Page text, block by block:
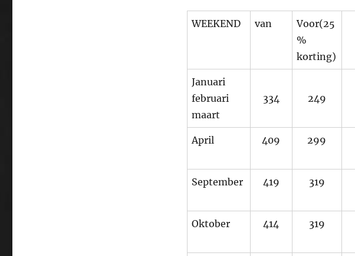
WEEKEND van
Voor(25
%
korting)
Januari
februari
maart
334 249
April 409 299
September 419 319
Oktober 414 319